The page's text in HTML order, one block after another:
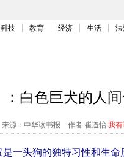
科技 教育 经济 生活
：白色巨犬的人
来源：中华读书报 作者:崔道怡 我
是一头狗的独特习性和生